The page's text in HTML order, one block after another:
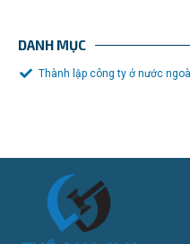
DANH MỤC
Thành lập công ty ở nước